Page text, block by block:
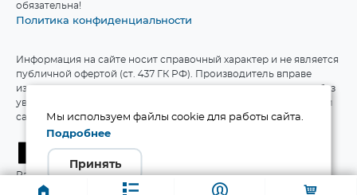
обязательна!
Политика конфиденциальности
Информация на сайте носит справочный характер и не является
публичной офертой (ст. 437 ГК РФ). Производитель вправе
изменять технические характеристики и комплект поставки без
уведомления. Актуальные данные приведены на официальном
сайте производителя.
Разработка сайта
Мы используем файлы cookie для работы сайта.
Подробнее
Принять